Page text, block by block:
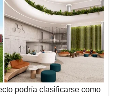
podría clasificarse como